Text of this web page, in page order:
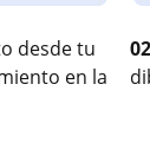
desde tu
en la